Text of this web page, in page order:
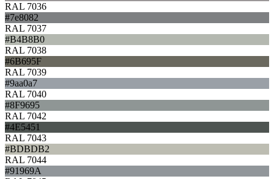
RAL 7036
#7e8082
RAL 7037
#B4B8B0
RAL 7038
#6B695F
RAL 7039
#9aa0a7
RAL 7040
#8F9695
RAL 7042
#4E5451
RAL 7043
#BDBDB2
RAL 7044
#91969A